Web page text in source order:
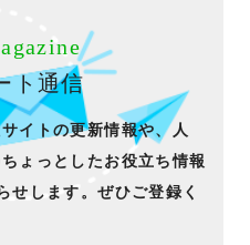
ト通信
イトの更新情報や、人
ょっとしたお役立ち情報
せします。ぜひご登録く